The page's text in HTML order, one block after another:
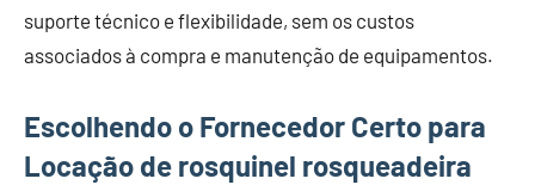
suporte técnico e flexibilidade, sem os custos
associados à compra e manutenção de equipamentos.
Escolhendo o Fornecedor Certo para
Locação de rosquinel rosqueadeira